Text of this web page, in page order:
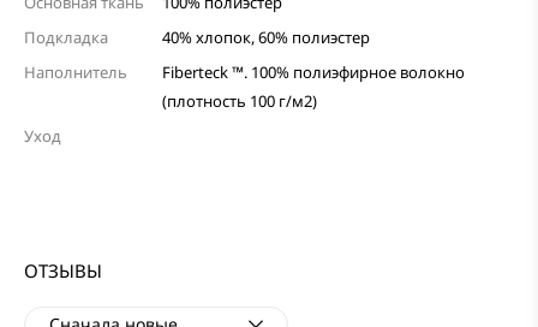
Подкладка
40% хлопок, 60% полиэстер
Наполнитель
Fiberteck ™. 100% полиэфирное волокно
(плотность 100 г/м2)
Уход
ОТЗЫВЫ